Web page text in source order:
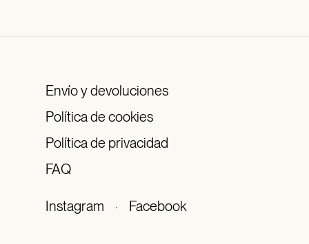
Envío y devoluciones
Política de cookies
Política de privacidad
FAQ
Instagram · Facebook